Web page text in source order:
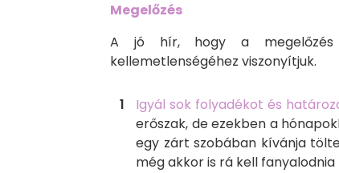
Megelőzés
A jó hír, hogy a megelőzés
kellemetlenségéhez viszonyítjuk.
Igyál sok folyadékot és
erőszak, de ezekben a
egy zárt szobában kívánja
még akkor is rá kell